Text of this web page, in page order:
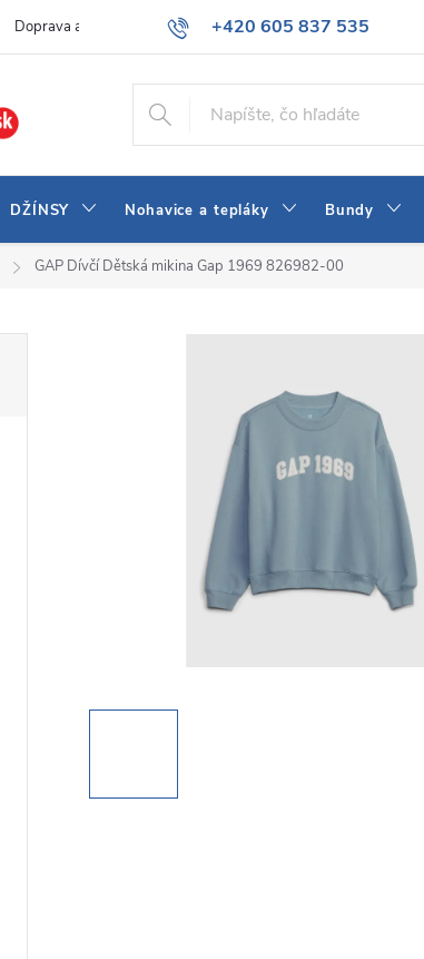
+420 605 837 535
info@jeans-shop.sk
Doprava a platba Všeobecné obchodné podmienky
DŽÍNSY Nohavice a tepláky Bundy
GAP Dívčí Dětská mikina Gap 1969 826982-00